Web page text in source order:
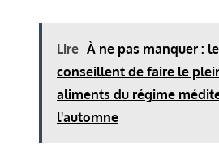
Lire À ne pas manquer :
conseillent de faire le
aliments du régime
l'automne